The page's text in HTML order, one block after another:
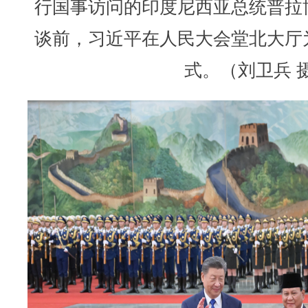
行国事访问的印度尼西亚总统普
谈前，习近平在人民大会堂北大
式。（刘卫兵